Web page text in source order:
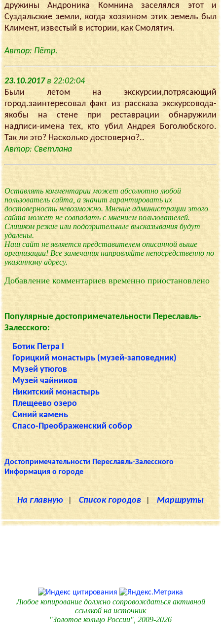
дружины Андроника Комнина заселялся этот и
Суздальские земли, когда хозяином этих земель был
Климент, известый в истории, как Смолятич.
Автор: Пётр.
23.10.2017в 22:02:04
Были летом на экскурсии,потрясающий
город.заинтересовал факт из рассказа экскурсовода-
якобы на стене при реставрации обнаружили
надписи-имена тех, кто убил Андрея Боголюбского.
Так ли это? Насколько достоверно?..
Автор: Светлана
Оставлять комментарии может абсолютно любой
пользователь сайта, а значит гарантировать их
достоверность невозможно. Мнение администрации этого
сайта может не совпадать с мнением пользователей.
Слишком резкие или подозрительные высказывания будут
удалены.
Наш сайт не является представителем описанной выше
организации! Все замечания направляйте непосредственно по
указанному адресу.
Добавление комментариев временно приостановлено
Популярные достопримечательности Переславль-
Залесского:
Ботик Петра I
Горицкий монастырь (музей-заповедник)
Музей утюгов
Музей чайников
Никитский монастырь
Плещеево озеро
Синий камень
Спасо-Преображенский собор
Достопримечательности Переславль-Залесского
Информация о городе
На главную | Список городов | Маршруты
Любое копирование должно сопровождаться активной
ссылкой на источник
"Золотое кольцо России", 2009-2026